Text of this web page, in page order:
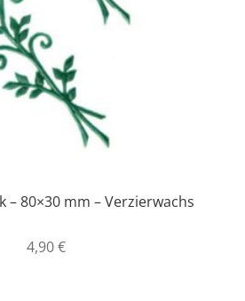
– 80×30 mm – Verzierwachs
4,90€